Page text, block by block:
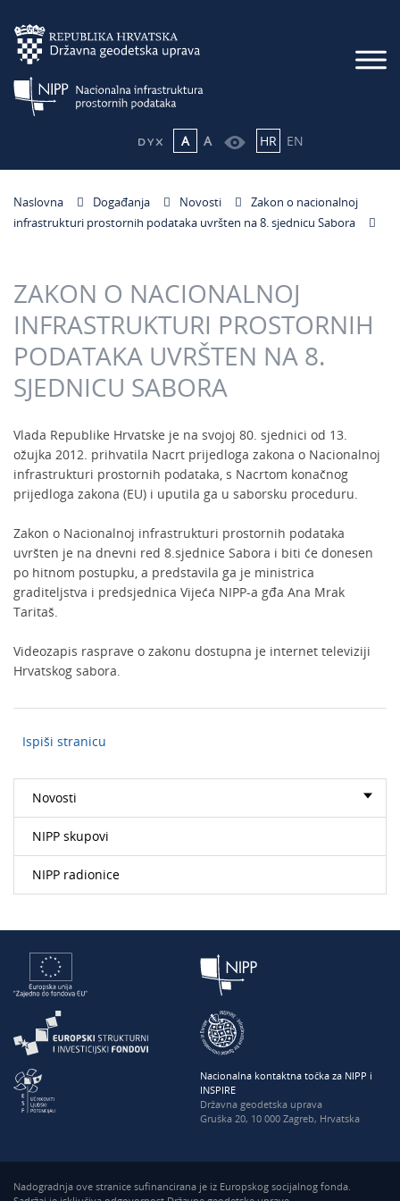
A A HR EN
Naslovna Događanja Novosti
Zakon o nacionalnoj
infrastrukturi prostornih podataka uvršten na 8. sjednicu Sabora
ZAKON O NACIONALNOJ
INFRASTRUKTURI PROSTORNIH
PODATAKA UVRŠTEN NA 8.
SJEDNICU SABORA
Vlada Republike Hrvatske je na svojoj 80. sjednici od 13.
ožujka 2012. prihvatila Nacrt prijedloga zakona o Nacionalnoj
infrastrukturi prostornih podataka, s Nacrtom konačnog
prijedloga zakona (EU) i uputila ga u saborsku proceduru.
Zakon o Nacionalnoj infrastrukturi prostornih podataka
uvršten je na dnevni red 8.sjednice Sabora i biti će donesen
po hitnom postupku, a predstavila ga je ministrica
graditeljstva i predsjednica Vijeća NIPP-a gđa Ana Mrak
Taritaš.
Videozapis rasprave o zakonu dostupna je internet televiziji
Hrvatskog sabora.
Ispiši stranicu
Novosti
NIPP skupovi
NIPP radionice
Nacionalna kontaktna točka za NIPP i
INSPIRE
Državna geodetska uprava
Gruška 20, 10 000 Zagreb, Hrvatska
Nadogradnja ove stranice sufinancirana je iz Europskog socijalnog fonda.